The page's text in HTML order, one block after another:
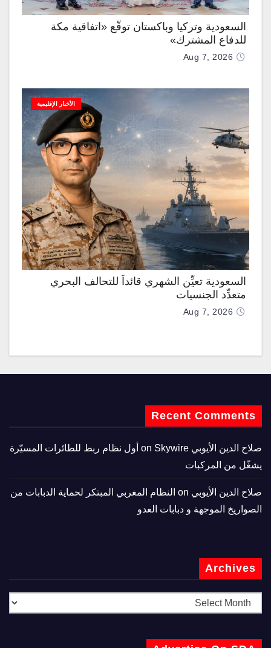
السعودية وتركيا وباكستان توقّع «اتفاقية مكة
للدفاع المشترك»
Aug 7, 2026
الأخبار الإقليمية
السعودية تعيِّن الشهري قائداً للتحالف البحري
متعدِّد الجنسيات
Aug 7, 2026
Recent Comments
صلاح الدين الأيوبي
Skywire أول نظام ربط للطائرات المسيّرة
يشغّل من المركبات
صلاح الدين الأيوبي
النظام المغربي المبتكر لحماية الدبابات من
الصواريخ الموجهة و دبابات العدو
Archives